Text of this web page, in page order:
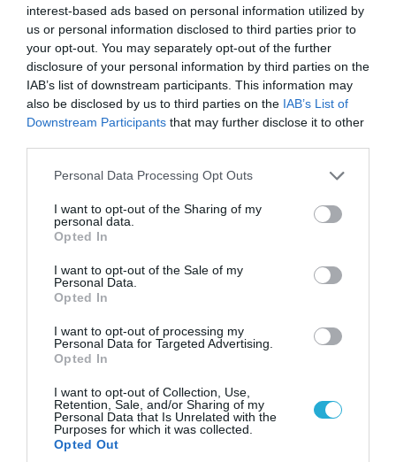
interest-based ads based on personal information utilized by
us or personal information disclosed to third parties prior to
your opt-out. You may separately opt-out of the further
disclosure of your personal information by third parties on the
IAB’s list of downstream participants. This information may
also be disclosed by us to third parties on the IAB’s List of
Downstream Participants that may further disclose it to other
Please note that this website/app uses one or more Google
not limited to your visit or usage behaviour. You may click to
grant or deny consent to Google and its third-party tags to
use your data for below specified purposes in below Google
consent section.
Personal Data Processing Opt Outs
I want to opt-out of the Sharing of my
personal data.
Opted In
I want to opt-out of the Sale of my
Personal Data.
Opted In
I want to opt-out of processing my
Personal Data for Targeted Advertising.
Opted In
I want to opt-out of Collection, Use,
Retention, Sale, and/or Sharing of my
Personal Data that Is Unrelated with the
Purposes for which it was collected.
Opted Out
07.08.2026 | 16:02
Φορτηγό μεταφέρει πτερύγιο
ανεμογεννήτριας αλλά… το δυσκολεύουν τα
δένδρα! (βίντεο)